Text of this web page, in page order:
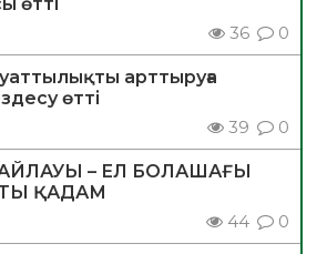
36 0
арттыруға
өтті
39 0
– ЕЛ БОЛАШАҒЫ
ҚАДАМ
44 0